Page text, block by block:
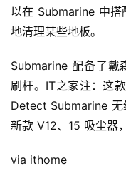
首
页
智
时
以在 Submarine 中
地清理某些地板。
Submarine 配备了
刷杆。IT之家注：这
Detect Submarine
新款 V12、15 吸尘器
via ithome